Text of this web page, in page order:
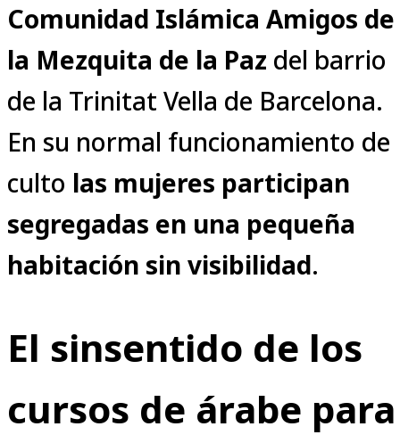
Comunidad Islámica Amigos de
la Mezquita de la Paz del barrio
de la Trinitat Vella de Barcelona.
En su normal funcionamiento de
culto las mujeres participan
segregadas en una pequeña
habitación sin visibilidad.
El sinsentido de los
cursos de árabe para